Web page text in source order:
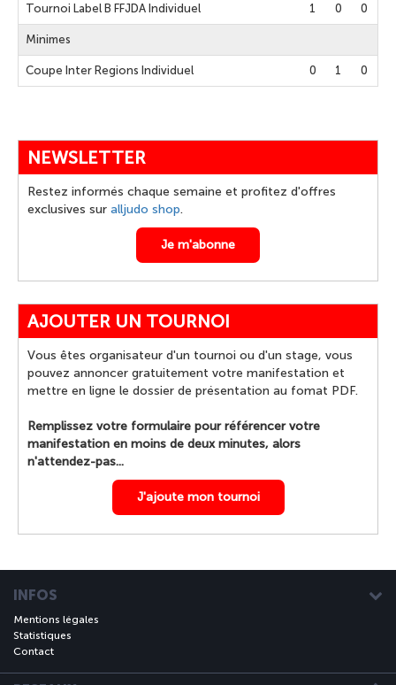
Tournoi Label B FFJDA Individuel 1 0 0
Minimes
Coupe Inter Regions Individuel 0 1 0
NEWSLETTER
Restez informés chaque semaine et profitez d'offres
exclusives sur alljudo shop.
Je m'abonne
AJOUTER UN TOURNOI
Vous êtes organisateur d'un tournoi ou d'un stage, vous
pouvez annoncer gratuitement votre manifestation et
mettre en ligne le dossier de présentation au fomat PDF.
Remplissez votre formulaire pour référencer votre
manifestation en moins de deux minutes, alors
n'attendez-pas...
J'ajoute mon tournoi
INFOS
Mentions légales
Statistiques
Contact